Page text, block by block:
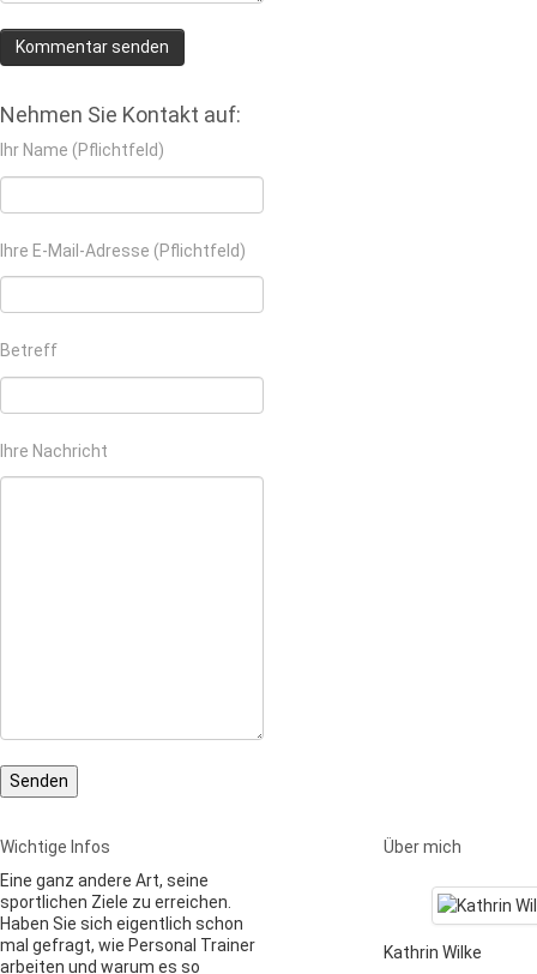
Nehmen Sie Kontakt auf:
Ihr Name (Pflichtfeld)
Ihre E-Mail-Adresse (Pflichtfeld)
Betreff
Ihre Nachricht
Wichtige Infos
Eine ganz andere Art, seine
sportlichen Ziele zu erreichen.
Haben Sie sich eigentlich schon
mal gefragt, wie Personal Trainer
arbeiten und warum es so
Über mich
Kathrin Wilke